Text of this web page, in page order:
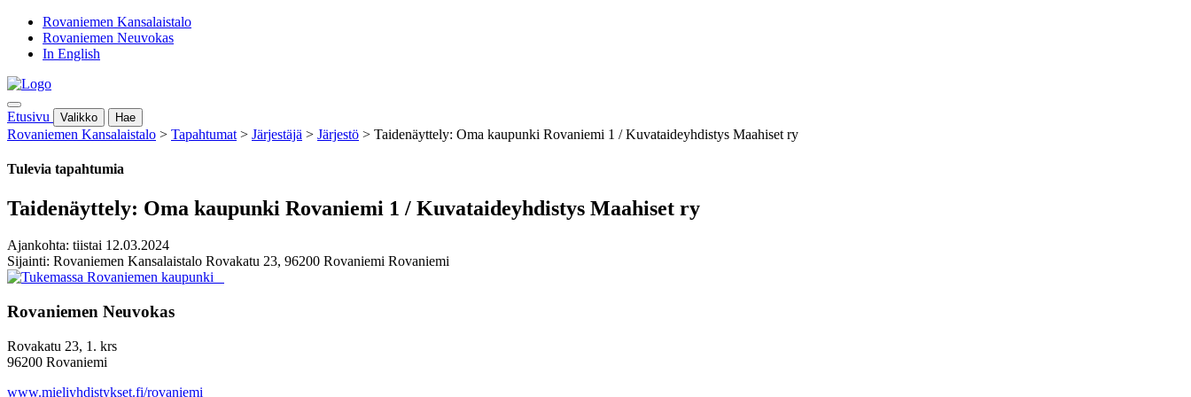
Rovaniemen Kansalaistalo
Rovaniemen Neuvokas
In English
Etusivu Valikko Hae
Rovaniemen Kansalaistalo > Tapahtumat > Järjestäjä > Järjestö > Taidenäyttely: Oma kaupunki Rovaniemi 1 / Kuvataideyhdistys Maahiset ry
Tulevia tapahtumia
Taidenäyttely: Oma kaupunki Rovaniemi 1 / Kuvataideyhdistys Maahiset ry
Ajankohta: tiistai 12.03.2024
Sijainti: Rovaniemen Kansalaistalo Rovakatu 23, 96200 Rovaniemi Rovaniemi
Rovaniemen Neuvokas
Rovakatu 23, 1. krs
96200 Rovaniemi
www.mieliyhdistykset.fi/rovaniemi